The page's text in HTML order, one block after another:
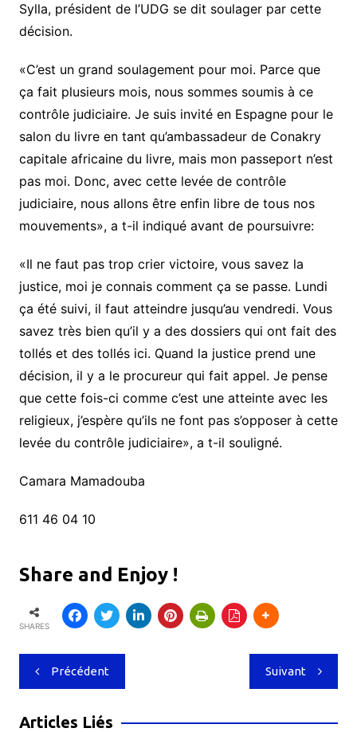
Sylla, président de l’UDG se dit soulager par cette
décision.
«C’est un grand soulagement pour moi. Parce que
ça fait plusieurs mois, nous sommes soumis à ce
contrôle judiciaire. Je suis invité en Espagne pour le
salon du livre en tant qu’ambassadeur de Conakry
capitale africaine du livre, mais mon passeport n’est
pas moi. Donc, avec cette levée de contrôle
judiciaire, nous allons être enfin libre de tous nos
mouvements», a t-il indiqué avant de poursuivre:
«Il ne faut pas trop crier victoire, vous savez la
justice, moi je connais comment ça se passe. Lundi
ça été suivi, il faut atteindre jusqu’au vendredi. Vous
savez très bien qu’il y a des dossiers qui ont fait des
tollés et des tollés ici. Quand la justice prend une
décision, il y a le procureur qui fait appel. Je pense
que cette fois-ci comme c’est une atteinte avec les
religieux, j’espère qu’ils ne font pas s’opposer à cette
levée du contrôle judiciaire», a t-il souligné.
Camara Mamadouba
611 46 04 10
Share and Enjoy !
SHARES
Navigation
de
l’article
Précédent Suivant
Articles Liés